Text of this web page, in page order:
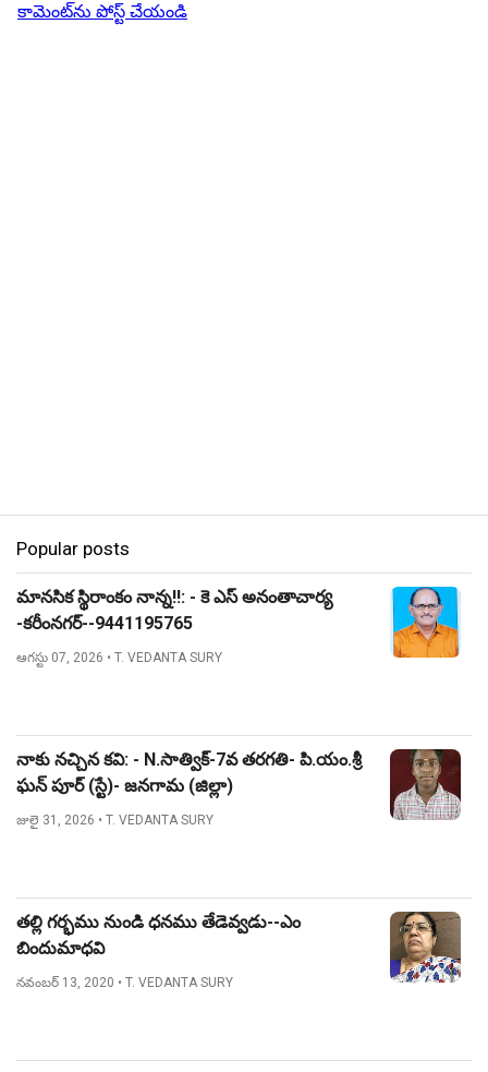
కామెంట్‌ను పోస్ట్ చేయండి
Popular posts
మానసిక స్థిరాంకం నాన్న!!: - కె ఎస్ అనంతాచార్య
-కరీంనగర్--9441195765
ఆగస్టు 07, 2026 • T. VEDANTA SURY
నాకు నచ్చిన కవి: - N.సాత్విక్-7వ తరగతి- పి.యం.శ్రీ
ఘన్ పూర్ (స్టే)- జనగామ (జిల్లా)
జులై 31, 2026 • T. VEDANTA SURY
తల్లి గర్భము నుండి ధనము తేడెవ్వడు--ఎం
బిందుమాధవి
నవంబర్ 13, 2020 • T. VEDANTA SURY